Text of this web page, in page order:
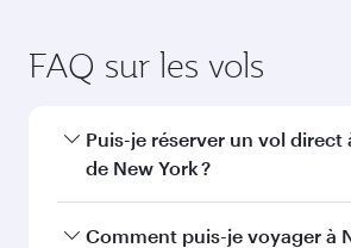
Vous aimerez peut-